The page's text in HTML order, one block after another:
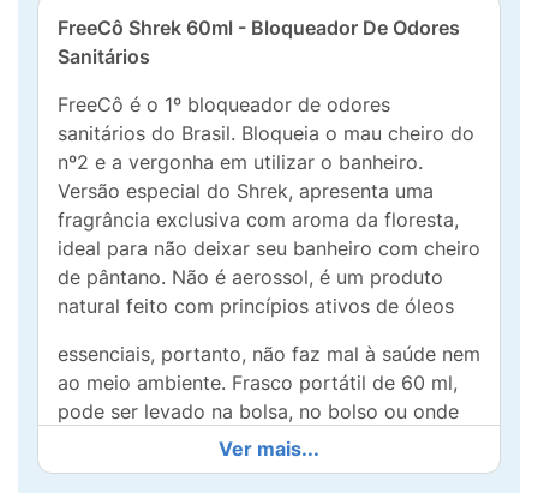
FreeCô Shrek 60ml - Bloqueador De Odores
Sanitários
FreeCô é o 1º bloqueador de odores
sanitários do Brasil. Bloqueia o mau cheiro do
nº2 e a vergonha em utilizar o banheiro.
Versão especial do Shrek, apresenta uma
fragrância exclusiva com aroma da floresta,
ideal para não deixar seu banheiro com cheiro
de pântano. Não é aerossol, é um produto
natural feito com princípios ativos de óleos
essenciais, portanto, não faz mal à saúde nem
ao meio ambiente. Frasco portátil de 60 ml,
pode ser levado na bolsa, no bolso ou onde
você quiser. FreeCô chegou para eliminar um
dos principais motivos de bullying,
Ver mais...